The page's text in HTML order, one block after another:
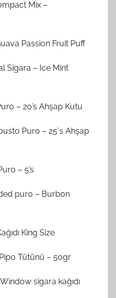
Mix –
Passion Fruit Puff
Sigara – Ice Mint
– 20’s Ahşap Kutu
Puro – 25´s Ahşap
– 5’s
puro – Burbon
King Size
Tütünü – 50gr
sigara kağıdı